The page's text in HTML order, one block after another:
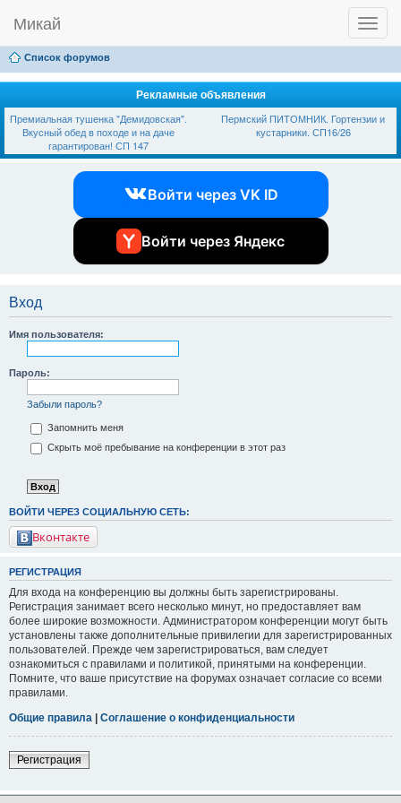
T
o
g
l
n
a
i
Микай
Ссылки Вход
Список форумов
Рекламные объявления
Премиальная тушенка "Демидовская".
Вкусный обед в походе и на даче
гарантирован! СП 147
Пермский ПИТОМНИК. Гортензии и
кустарники. СП16/26
Войти через VK ID
Войти через Яндекс
Вход
Имя пользователя:
Пароль:
Забыли пароль?
Запомнить меня
Скрыть моё пребывание на конференции в этот раз
ВОЙТИ ЧЕРЕЗ СОЦИАЛЬНУЮ СЕТЬ:
Вконтакте
РЕГИСТРАЦИЯ
Для входа на конференцию вы должны быть зарегистрированы.
Регистрация занимает всего несколько минут, но предоставляет вам
более широкие возможности. Администратором конференции могут быть
установлены также дополнительные привилегии для зарегистрированных
пользователей. Прежде чем зарегистрироваться, вам следует
ознакомиться с правилами и политикой, принятыми на конференции.
Помните, что ваше присутствие на форумах означает согласие со всеми
правилами.
Общие правила
Соглашение о конфиденциальности
Регистрация